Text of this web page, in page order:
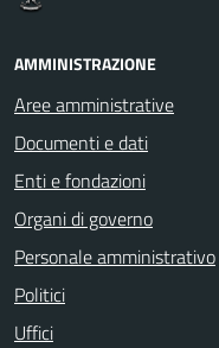
AMMINISTRAZIONE
Aree amministrative
Documenti e dati
Enti e fondazioni
Organi di governo
Personale amministrativo
Politici
Uffici